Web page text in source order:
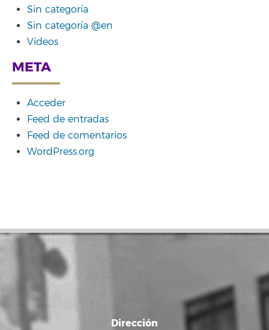
Sin categoría
Sin categoría @en
Vídeos
META
Acceder
Feed de entradas
Feed de comentarios
WordPress.org
Dirección